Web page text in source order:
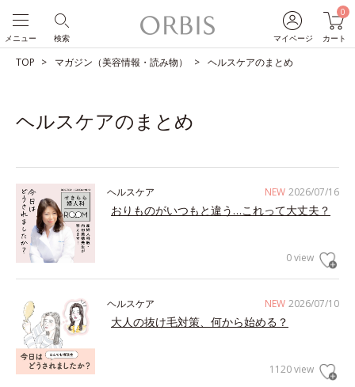
マイページ
0
カート
検索
メニュー
TOP マガジン（美容情報・読み物） ヘルスケアのまとめ
ヘルスケアのまとめ
NEW 2026/07/16
ヘルスケア
おりものがいつもと違う…これって大丈夫？
0 view
NEW 2026/07/10
ヘルスケア
大人の抜け毛対策、何から始める？
1120 view